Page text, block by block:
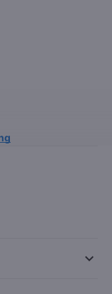
keyboard_arrow_down